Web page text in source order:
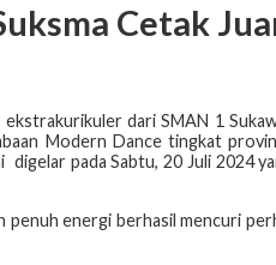
Cetak
dari SMAN 1
Modern Dance tingkat
pada Sabtu, 20 Juli 2024
penuh energi berhasil mencuri